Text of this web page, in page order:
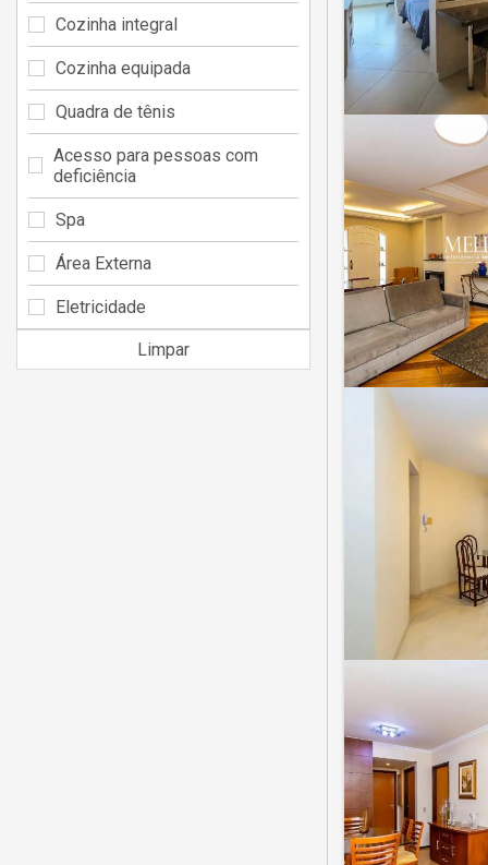
Cozinha integral
Cozinha equipada
Quadra de tênis
Acesso para pessoas com
deficiência
Spa
Área Externa
Eletricidade
Limpar